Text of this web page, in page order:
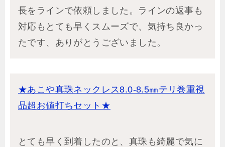
長をラインで依頼しました。ラインの返事も
対応もとても早くスムーズで、気持ち良かっ
たです、ありがとうございました。
★あこや真珠ネックレス8.0-8.5㎜テリ巻重視
品超お値打ちセット★
とても早く到着したのと、真珠も綺麗で気に